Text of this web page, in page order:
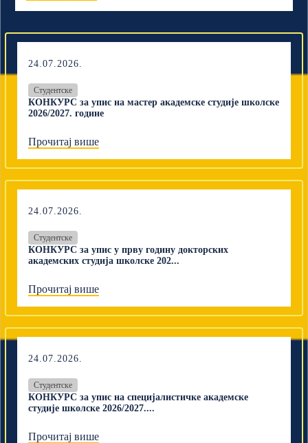
24.07.2026.
Студентске
КОНКУРС за упис на мастер академске студије школске
2026/2027. године
Прочитај више
24.07.2026.
Студентске
КОНКУРС за упис у прву годину докторских
академских студија школске 202...
Прочитај више
24.07.2026.
Студентске
КОНКУРС за упис на специјалистичке академске
студије школске 2026/2027....
Прочитај више